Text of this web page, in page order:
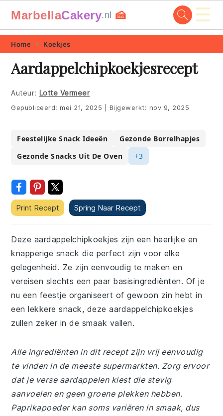
Skip
primary
navigation
Skip
main
content
Skip
primary
sidebar
Skip
footer
MarbellaCakery.nl 🍰 ☰
Home Koekjes
Aardappelchipkoekjesrecept
Auteur: Lotte Vermeer
Gepubliceerd:mei 21, 2025 Bijgewerkt: nov 9, 2025
Feestelijke Snack Ideeën
Gezonde Borrelhapjes
Gezonde Snacks Uit De Oven
+3
Print Recept Spring Naar Recept
Deze aardappelchipkoekjes zijn een heerlijke en
knapperige snack die perfect zijn voor elke
gelegenheid. Ze zijn eenvoudig te maken en
vereisen slechts een paar basisingrediënten. Of je
nu een feestje organiseert of gewoon zin hebt in
een lekkere snack, deze aardappelchipkoekjes
zullen zeker in de smaak vallen.
Alle ingrediënten in dit recept zijn vrij eenvoudig
te vinden in de meeste supermarkten. Zorg ervoor
dat je verse aardappelen kiest die stevig
aanvoelen en geen groene plekken hebben.
Paprikapoeder kan soms variëren in smaak, dus